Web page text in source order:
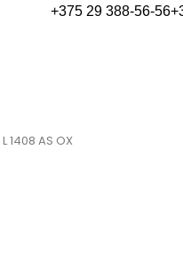
+375 29 388-56-56
1408 AS OX